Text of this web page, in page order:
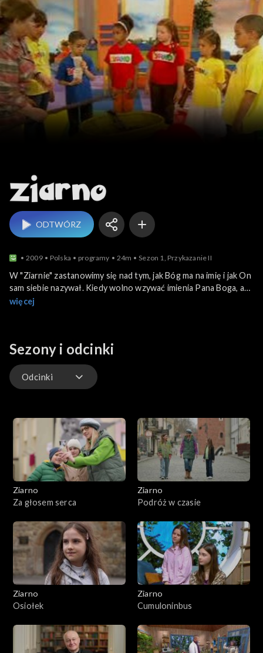
ODTWÓRZ
2009 Polska programy 24m Sezon 1, Przykazanie II
W "Ziarnie" zastanowimy się nad tym, jak Bóg ma na imię i jak On
sam siebie nazywał. Kiedy wolno wzywać imienia Pana Boga, a
kiedy jest to nadaremne? Jakie znaczenia mają ludzkie imiona i
więcej
Sezony i odcinki
Odcinki
Ziarno
Za głosem serca
Ziarno
Podróż w czasie
Ziarno
Osiołek
Ziarno
Cumuloninbus